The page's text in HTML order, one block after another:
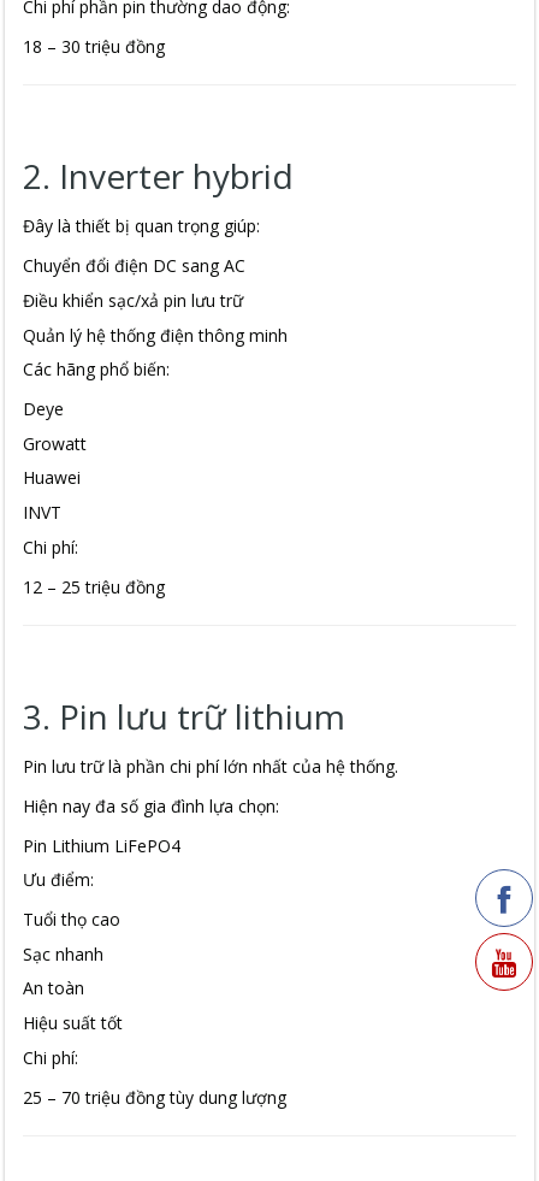
Chi phí phần pin thường dao động:
18 – 30 triệu đồng
2. Inverter hybrid
Đây là thiết bị quan trọng giúp:
Chuyển đổi điện DC sang AC
Điều khiển sạc/xả pin lưu trữ
Quản lý hệ thống điện thông minh
Các hãng phổ biến:
Deye
Growatt
Huawei
INVT
Chi phí:
12 – 25 triệu đồng
3. Pin lưu trữ lithium
Pin lưu trữ là phần chi phí lớn nhất của hệ thống.
Hiện nay đa số gia đình lựa chọn:
Pin Lithium LiFePO4
Ưu điểm:
Tuổi thọ cao
Sạc nhanh
An toàn
Hiệu suất tốt
Chi phí:
25 – 70 triệu đồng tùy dung lượng